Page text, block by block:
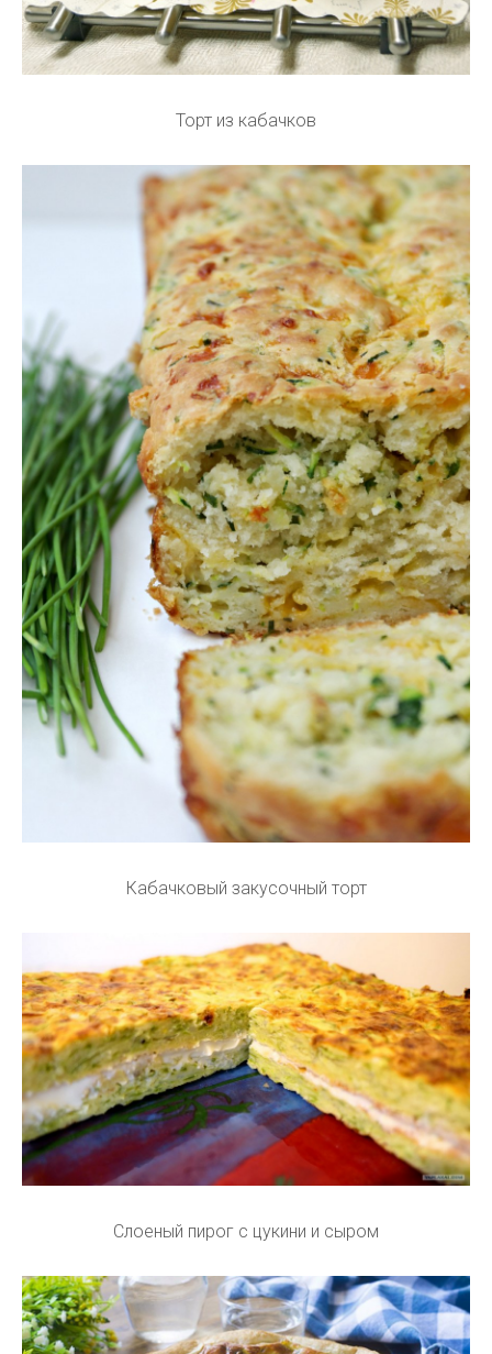
Торт из кабачков
Кабачковый закусочный торт
Слоеный пирог с цукини и сыром